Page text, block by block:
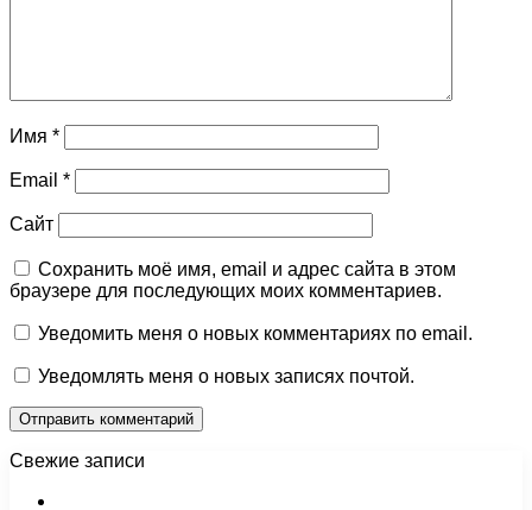
Имя *
Email *
Сайт
Сохранить моё имя, email и адрес сайта в этом
браузере для последующих моих комментариев.
Уведомить меня о новых комментариях по email.
Уведомлять меня о новых записях почтой.
Свежие записи